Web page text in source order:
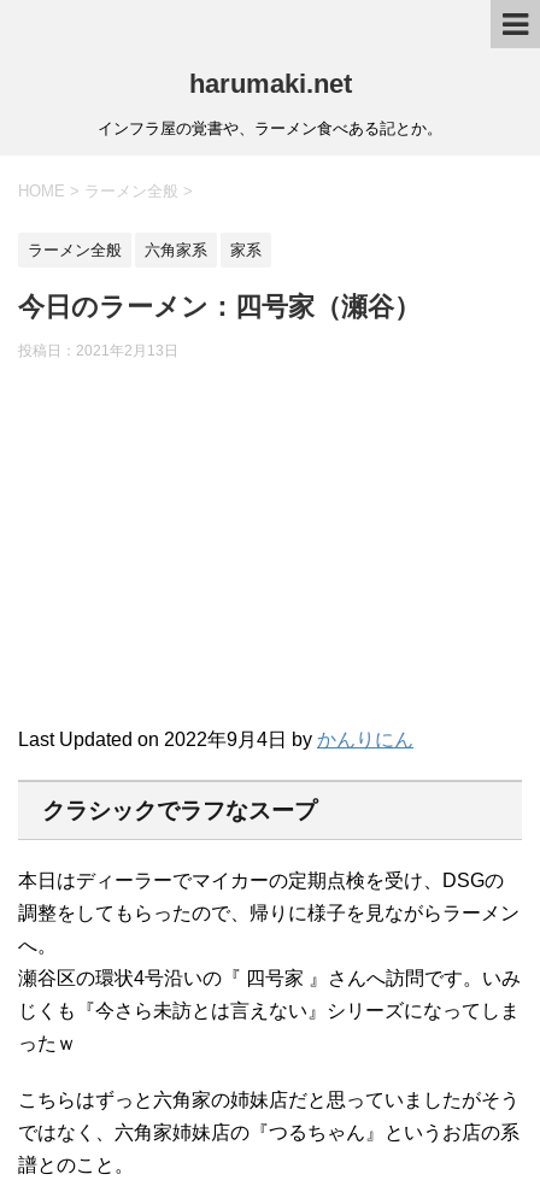
harumaki.net
インフラ屋の覚書や、ラーメン食べある記とか。
HOME > ラーメン全般 >
ラーメン全般 六角家系 家系
今日のラーメン：四号家（瀬谷）
投稿日：2021年2月13日
Last Updated on 2022年9月4日 by かんりにん
クラシックでラフなスープ
本日はディーラーでマイカーの定期点検を受け、DSGの
調整をしてもらったので、帰りに様子を見ながらラーメン
へ。
瀬谷区の環状4号沿いの『 四号家 』さんへ訪問です。いみ
じくも『今さら未訪とは言えない』シリーズになってしま
ったｗ
こちらはずっと六角家の姉妹店だと思っていましたがそう
ではなく、六角家姉妹店の『つるちゃん』というお店の系
譜とのこと。